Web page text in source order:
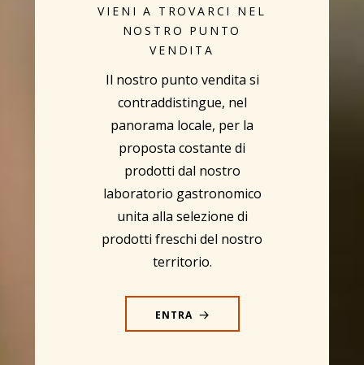
VIENI A TROVARCI NEL
NOSTRO PUNTO
VENDITA
Il nostro punto vendita si
contraddistingue, nel
panorama locale, per la
proposta costante di
prodotti dal nostro
laboratorio gastronomico
unita alla selezione di
prodotti freschi del nostro
territorio.
ENTRA